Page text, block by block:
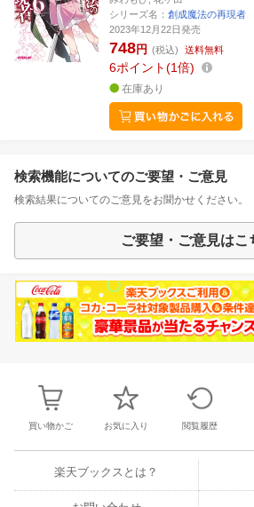
シリーズ名： 創成魔法の再現者
2023年12月22日発売
748円 (税込) 送料無料
6ポイント 1倍
在庫あり
検索機能についてのご要望・ご意見
検索結果についてのご意見をお聞かせください。
ご要望・ご意見はこ
買い物かご お気に入り 閲覧履歴
楽天ブックスとは？